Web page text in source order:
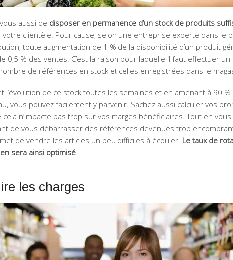
aussi de disposer en permanence d’un stock de produits
votre clientèle. Pour cause, selon une entreprise experte dans le
toute augmentation de 1 % de la disponibilité d’un produit
0,5 % des ventes. C’est la raison pour laquelle il faut effectuer un
de références en stock et celles enregistrées dans le
l’évolution de ce stock toutes les semaines et en amenant à 90 %
vous pouvez facilement y parvenir. Sachez aussi calculer vos
cela n’impacte pas trop sur vos marges bénéficiaires. Tout en vous
de vous débarrasser des références devenues trop
de vendre les articles un peu difficiles à écouler. Le taux de
sera ainsi optimisé.
les charges